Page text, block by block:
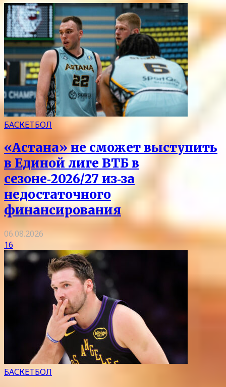
БАСКЕТБОЛ
«Астана» не сможет выступить
в Единой лиге ВТБ в
сезоне‑2026/27 из‑за
недостаточного
финансирования
06.08.2026
16
БАСКЕТБОЛ